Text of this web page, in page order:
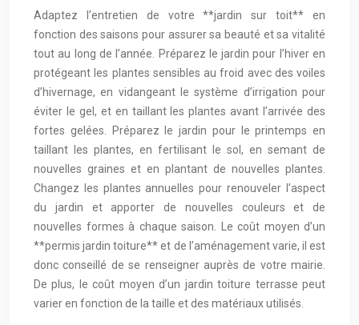
Adaptez l’entretien de votre **jardin sur toit** en
fonction des saisons pour assurer sa beauté et sa vitalité
tout au long de l’année. Préparez le jardin pour l’hiver en
protégeant les plantes sensibles au froid avec des voiles
d’hivernage, en vidangeant le système d’irrigation pour
éviter le gel, et en taillant les plantes avant l’arrivée des
fortes gelées. Préparez le jardin pour le printemps en
taillant les plantes, en fertilisant le sol, en semant de
nouvelles graines et en plantant de nouvelles plantes.
Changez les plantes annuelles pour renouveler l’aspect
du jardin et apporter de nouvelles couleurs et de
nouvelles formes à chaque saison. Le coût moyen d’un
**permis jardin toiture** et de l’aménagement varie, il est
donc conseillé de se renseigner auprès de votre mairie.
De plus, le coût moyen d’un jardin toiture terrasse peut
varier en fonction de la taille et des matériaux utilisés.